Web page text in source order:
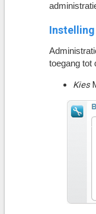
toegang tot
Kies